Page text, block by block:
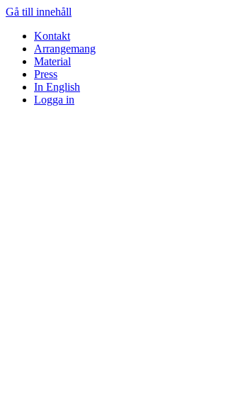
Gå till innehåll
Kontakt
Arrangemang
Material
Press
In English
Logga in